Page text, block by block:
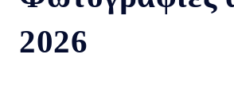
2026